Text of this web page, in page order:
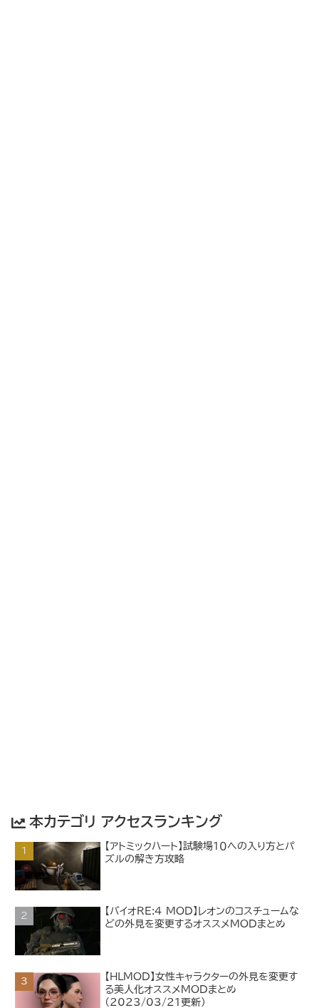
本カテゴリ アクセスランキング
【アトミックハート】試験場１０への入り方とパ
ズルの解き方攻略
【バイオRE:4 MOD】レオンのコスチュームな
どの外見を変更するオススメMODまとめ
【HLMOD】女性キャラクターの外見を変更す
る美人化オススメMODまとめ
（2023/03/21更新）